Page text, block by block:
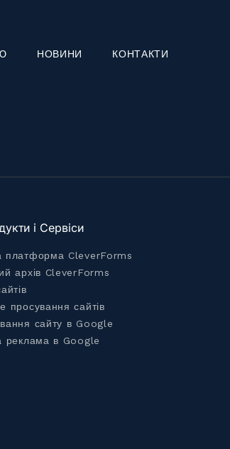
НОВИНИ КОНТАКТИ
і Сервіси
платформа CleverForms
архів CleverForms
просування сайтів
сайту в Google
реклама в Google